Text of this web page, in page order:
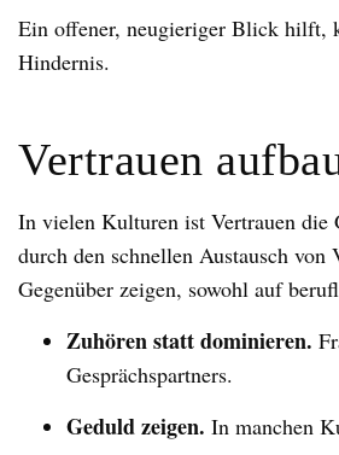
Ein offener, neugieriger Blick hilft,
Hindernis.
Vertrauen
In vielen Kulturen ist Vertrauen die
durch den schnellen Austausch
Gegenüber zeigen, sowohl auf
Zuhören statt dominieren.
Gesprächspartners.
Geduld zeigen. In manchen